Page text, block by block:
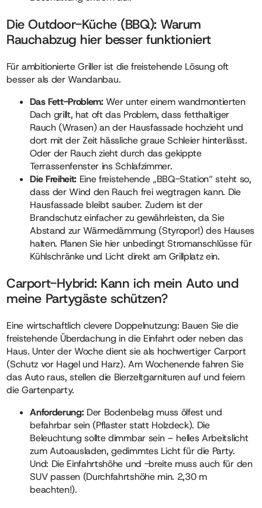
Die Outdoor-Küche (BBQ): Warum
Rauchabzug hier besser funktioniert
Für ambitionierte Griller ist die freistehende Lösung oft
besser als der Wandanbau.
Das Fett-Problem: Wer unter einem wandmontierten
Dach grillt, hat oft das Problem, dass fetthaltiger
Rauch (Wrasen) an der Hausfassade hochzieht und
dort mit der Zeit hässliche graue Schleier hinterlässt.
Oder der Rauch zieht durch das gekippte
Terrassenfenster ins Schlafzimmer.
Die Freiheit: Eine freistehende „BBQ-Station“ steht so,
dass der Wind den Rauch frei wegtragen kann. Die
Hausfassade bleibt sauber. Zudem ist der
Brandschutz einfacher zu gewährleisten, da Sie
Abstand zur Wärmedämmung (Styropor!) des Hauses
halten. Planen Sie hier unbedingt Stromanschlüsse für
Kühlschränke und Licht direkt am Grillplatz ein.
Carport-Hybrid: Kann ich mein Auto und
meine Partygäste schützen?
Eine wirtschaftlich clevere Doppelnutzung: Bauen Sie die
freistehende Überdachung in die Einfahrt oder neben das
Haus. Unter der Woche dient sie als hochwertiger Carport
(Schutz vor Hagel und Harz). Am Wochenende fahren Sie
das Auto raus, stellen die Bierzeltgarnituren auf und feiern
die Gartenparty.
Anforderung: Der Bodenbelag muss ölfest und
befahrbar sein (Pflaster statt Holzdeck). Die
Beleuchtung sollte dimmbar sein – helles Arbeitslicht
zum Autoausladen, gedimmtes Licht für die Party.
Und: Die Einfahrtshöhe und -breite muss auch für den
SUV passen (Durchfahrtshöhe min. 2,30 m
beachten!).